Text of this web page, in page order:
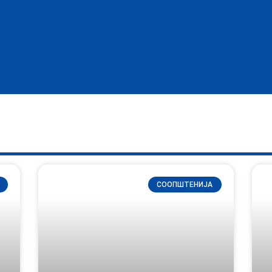
СООПШТЕНИЈА